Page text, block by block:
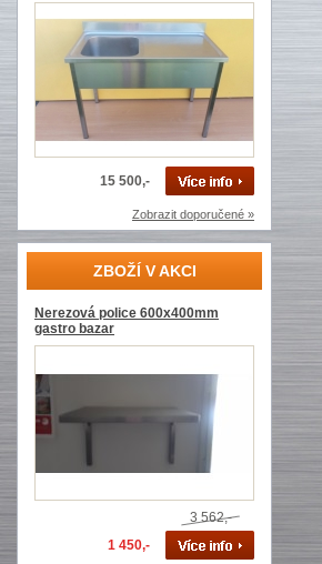
15 500,-
Zobrazit doporučené »
ZBOŽÍ V AKCI
Nerezová police 600x400mm
gastro bazar
3 562,-
1 450,-